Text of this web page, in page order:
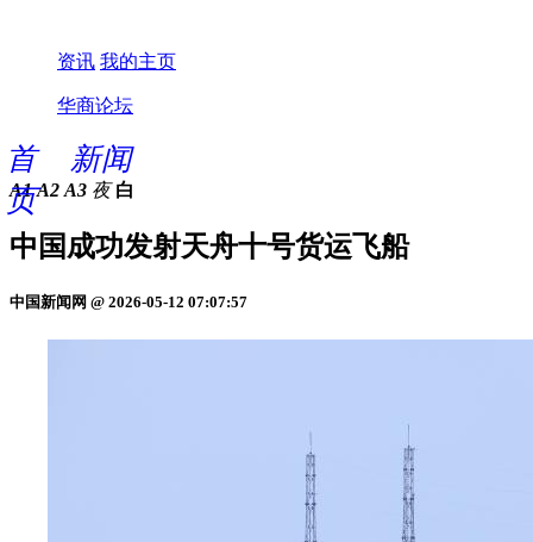
资讯 我的主页
华商论坛
首
页
新闻
A1 A2 A3 夜 白
中国成功发射天舟十号货运飞船
中国新闻网 @ 2026-05-12 07:07:57